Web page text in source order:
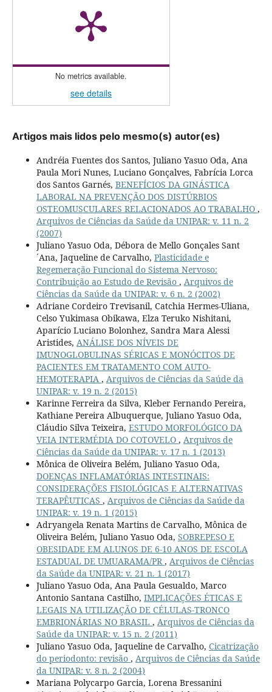
No metrics available.
see details
Artigos mais lidos pelo mesmo(s) autor(es)
Andréia Fuentes dos Santos, Juliano Yasuo Oda, Ana
Paula Mori Nunes, Luciano Gonçalves, Fabrícia Lorca
dos Santos Garnés, BENEFÍCIOS DA GINÁSTICA
LABORAL NA PREVENÇÃO DOS DISTÚRBIOS
OSTEOMUSCULARES RELACIONADOS AO TRABALHO ,
Arquivos de Ciências da Saúde da UNIPAR: v. 11 n. 2
(2007)
Juliano Yasuo Oda, Débora de Mello Gonçales Sant
´Ana, Jaqueline de Carvalho, Plasticidade e
Regemeração Funcional do Sistema Nervoso:
Contribuição ao Estudo de Revisão , Arquivos de
Ciências da Saúde da UNIPAR: v. 6 n. 2 (2002)
Adriane Cordeiro Trevisanil, Catchia Hermes-Uliana,
Celso Yukimasa Obikawa, Elza Teruko Nishitani,
Aparício Luciano Bolonhez, Sandra Mara Alessi
Aristides, ANÁLISE DOS NÍVEIS DE
IMUNOGLOBULINAS SÉRICAS E MONÓCITOS DE
PACIENTES EM TRATAMENTO COM AUTO-
HEMOTERAPIA , Arquivos de Ciências da Saúde da
UNIPAR: v. 19 n. 2 (2015)
Karinne Ferreira da Silva, Kleber Fernando Pereira,
Kathiane Pereira Albuquerque, Juliano Yasuo Oda,
Cláudio Silva Teixeira, ESTUDO MORFOLÓGICO DA
VEIA INTERMÉDIA DO COTOVELO , Arquivos de
Ciências da Saúde da UNIPAR: v. 17 n. 1 (2013)
Mônica de Oliveira Belém, Juliano Yasuo Oda,
DOENÇAS INFLAMATÓRIAS INTESTINAIS:
CONSIDERAÇÕES FISIOLÓGICAS E ALTERNATIVAS
TERAPÊUTICAS , Arquivos de Ciências da Saúde da
UNIPAR: v. 19 n. 1 (2015)
Adryangela Renata Martins de Carvalho, Mônica de
Oliveira Belém, Juliano Yasuo Oda, SOBREPESO E
OBESIDADE EM ALUNOS DE 6-10 ANOS DE ESCOLA
ESTADUAL DE UMUARAMA/PR, Arquivos de Ciências
da Saúde da UNIPAR: v. 21 n. 1 (2017)
Juliano Yasuo Oda, Ana Paula Gesualdo, Marco
Antonio Santana Castilho, IMPLICAÇÕES ÉTICAS E
LEGAIS NA UTILIZAÇÃO DE CÉLULAS-TRONCO
EMBRIONÁRIAS NO BRASIL , Arquivos de Ciências da
Saúde da UNIPAR: v. 15 n. 2 (2011)
Juliano Yasuo Oda, Jaqueline de Carvalho, Cicatrização
do periodonto: revisão , Arquivos de Ciências da Saúde
da UNIPAR: v. 8 n. 2 (2004)
Mariana Polycarpo Garcia, Lorena Bressanini